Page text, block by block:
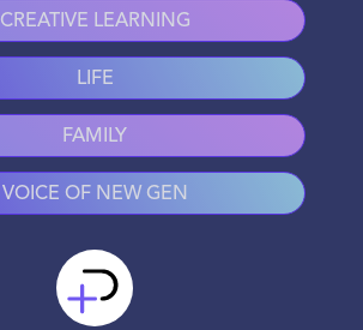
CREATIVE LEARNING
LIFE
FAMILY
VOICE OF NEW GEN